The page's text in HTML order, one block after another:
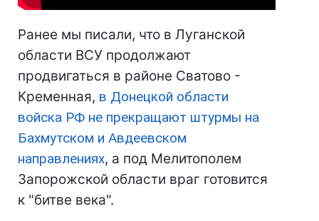
Ранее мы писали, что в Луганской
области ВСУ продолжают
продвигаться в районе Сватово -
Кременная, в Донецкой области
войска РФ не прекращают штурмы на
Бахмутском и Авдеевском
направлениях, а под Мелитополем
Запорожской области враг готовится
к "битве века".